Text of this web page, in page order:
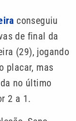
conseguiu
de final da
(29), jogando
placar, mas
no último
2 a 1.